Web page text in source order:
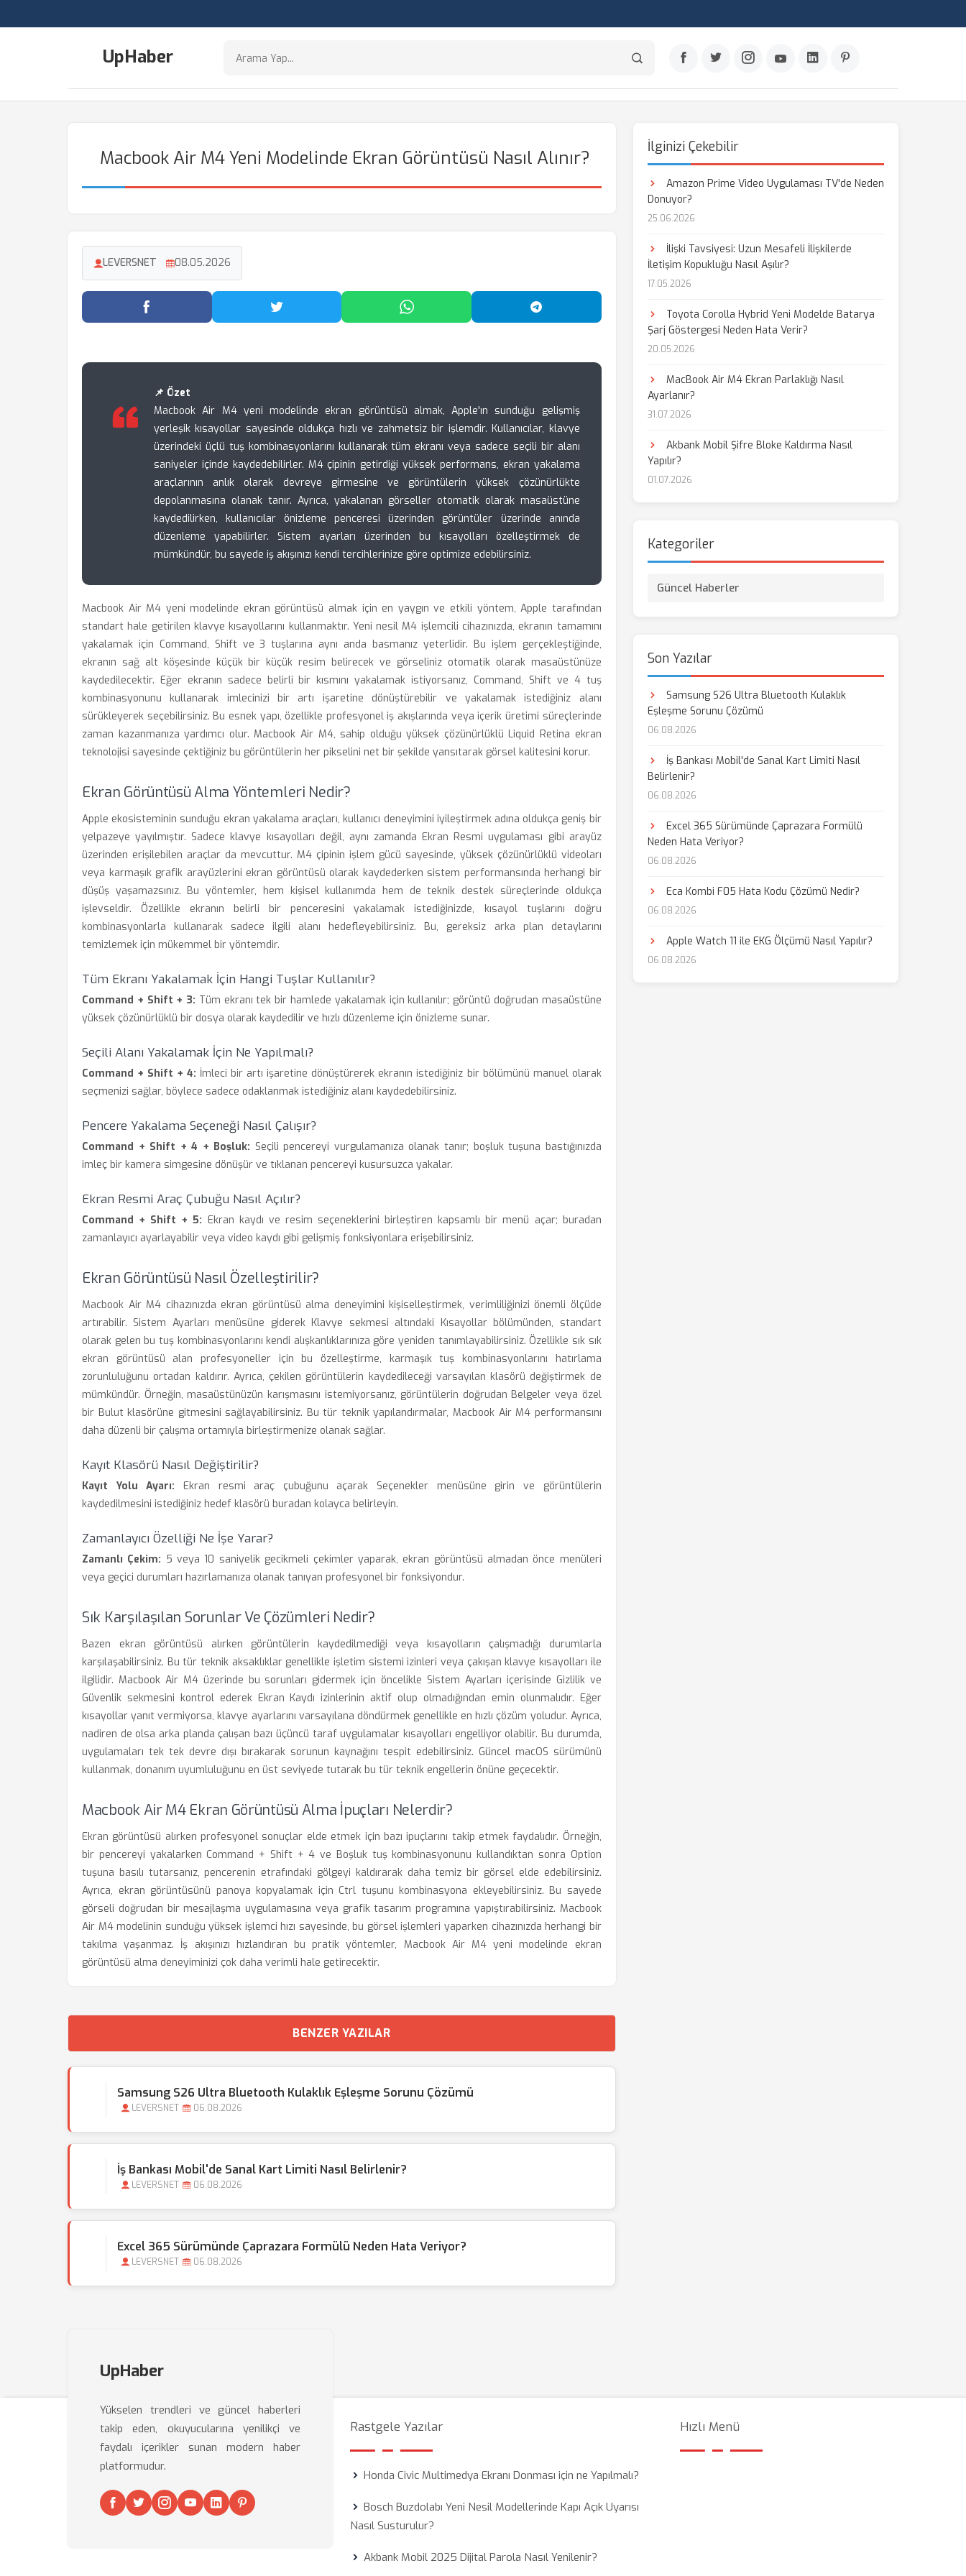
UpHaber
Macbook Air M4 Yeni Modelinde Ekran Görüntüsü Nasıl Alınır?
LEVERSNET 08.05.2026
Facebook'ta Paylaş Twitter'da Paylaş WhatsApp'ta Paylaş Telegram'da Paylaş
📌 Özet
Macbook Air M4 yeni modelinde ekran görüntüsü almak, Apple'ın sunduğu gelişmiş
yerleşik kısayollar sayesinde oldukça hızlı ve zahmetsiz bir işlemdir. Kullanıcılar, klavye
üzerindeki üçlü tuş kombinasyonlarını kullanarak tüm ekranı veya sadece seçili bir alanı
saniyeler içinde kaydedebilirler. M4 çipinin getirdiği yüksek performans, ekran yakalama
araçlarının anlık olarak devreye girmesine ve görüntülerin yüksek çözünürlükte
depolanmasına olanak tanır. Ayrıca, yakalanan görseller otomatik olarak masaüstüne
kaydedilirken, kullanıcılar önizleme penceresi üzerinden görüntüler üzerinde anında
düzenleme yapabilirler. Sistem ayarları üzerinden bu kısayolları özelleştirmek de
mümkündür, bu sayede iş akışınızı kendi tercihlerinize göre optimize edebilirsiniz.
Macbook Air M4 yeni modelinde ekran görüntüsü almak için en yaygın ve etkili yöntem, Apple tarafından
standart hale getirilen klavye kısayollarını kullanmaktır. Yeni nesil M4 işlemcili cihazınızda, ekranın tamamını
yakalamak için Command, Shift ve 3 tuşlarına aynı anda basmanız yeterlidir. Bu işlem gerçekleştiğinde,
ekranın sağ alt köşesinde küçük bir küçük resim belirecek ve görseliniz otomatik olarak masaüstünüze
kaydedilecektir. Eğer ekranın sadece belirli bir kısmını yakalamak istiyorsanız, Command, Shift ve 4 tuş
kombinasyonunu kullanarak imlecinizi bir artı işaretine dönüştürebilir ve yakalamak istediğiniz alanı
sürükleyerek seçebilirsiniz. Bu esnek yapı, özellikle profesyonel iş akışlarında veya içerik üretimi süreçlerinde
zaman kazanmanıza yardımcı olur. Macbook Air M4, sahip olduğu yüksek çözünürlüklü Liquid Retina ekran
teknolojisi sayesinde çektiğiniz bu görüntülerin her pikselini net bir şekilde yansıtarak görsel kalitesini korur.
Ekran Görüntüsü Alma Yöntemleri Nedir?
Apple ekosisteminin sunduğu ekran yakalama araçları, kullanıcı deneyimini iyileştirmek adına oldukça geniş bir
yelpazeye yayılmıştır. Sadece klavye kısayolları değil, aynı zamanda Ekran Resmi uygulaması gibi arayüz
üzerinden erişilebilen araçlar da mevcuttur. M4 çipinin işlem gücü sayesinde, yüksek çözünürlüklü videoları
veya karmaşık grafik arayüzlerini ekran görüntüsü olarak kaydederken sistem performansında herhangi bir
düşüş yaşamazsınız. Bu yöntemler, hem kişisel kullanımda hem de teknik destek süreçlerinde oldukça
işlevseldir. Özellikle ekranın belirli bir penceresini yakalamak istediğinizde, kısayol tuşlarını doğru
kombinasyonlarla kullanarak sadece ilgili alanı hedefleyebilirsiniz. Bu, gereksiz arka plan detaylarını
temizlemek için mükemmel bir yöntemdir.
Tüm Ekranı Yakalamak İçin Hangi Tuşlar Kullanılır?
Command + Shift + 3: Tüm ekranı tek bir hamlede yakalamak için kullanılır; görüntü doğrudan masaüstüne
yüksek çözünürlüklü bir dosya olarak kaydedilir ve hızlı düzenleme için önizleme sunar.
Seçili Alanı Yakalamak İçin Ne Yapılmalı?
Command + Shift + 4: İmleci bir artı işaretine dönüştürerek ekranın istediğiniz bir bölümünü manuel olarak
seçmenizi sağlar, böylece sadece odaklanmak istediğiniz alanı kaydedebilirsiniz.
Pencere Yakalama Seçeneği Nasıl Çalışır?
Command + Shift + 4 + Boşluk: Seçili pencereyi vurgulamanıza olanak tanır; boşluk tuşuna bastığınızda
imleç bir kamera simgesine dönüşür ve tıklanan pencereyi kusursuzca yakalar.
Ekran Resmi Araç Çubuğu Nasıl Açılır?
Command + Shift + 5: Ekran kaydı ve resim seçeneklerini birleştiren kapsamlı bir menü açar; buradan
zamanlayıcı ayarlayabilir veya video kaydı gibi gelişmiş fonksiyonlara erişebilirsiniz.
Ekran Görüntüsü Nasıl Özelleştirilir?
Macbook Air M4 cihazınızda ekran görüntüsü alma deneyimini kişiselleştirmek, verimliliğinizi önemli ölçüde
artırabilir. Sistem Ayarları menüsüne giderek Klavye sekmesi altındaki Kısayollar bölümünden, standart
olarak gelen bu tuş kombinasyonlarını kendi alışkanlıklarınıza göre yeniden tanımlayabilirsiniz. Özellikle sık sık
ekran görüntüsü alan profesyoneller için bu özelleştirme, karmaşık tuş kombinasyonlarını hatırlama
zorunluluğunu ortadan kaldırır. Ayrıca, çekilen görüntülerin kaydedileceği varsayılan klasörü değiştirmek de
mümkündür. Örneğin, masaüstünüzün karışmasını istemiyorsanız, görüntülerin doğrudan Belgeler veya özel
bir Bulut klasörüne gitmesini sağlayabilirsiniz. Bu tür teknik yapılandırmalar, Macbook Air M4 performansını
daha düzenli bir çalışma ortamıyla birleştirmenize olanak sağlar.
Kayıt Klasörü Nasıl Değiştirilir?
Kayıt Yolu Ayarı: Ekran resmi araç çubuğunu açarak Seçenekler menüsüne girin ve görüntülerin
kaydedilmesini istediğiniz hedef klasörü buradan kolayca belirleyin.
Zamanlayıcı Özelliği Ne İşe Yarar?
Zamanlı Çekim: 5 veya 10 saniyelik gecikmeli çekimler yaparak, ekran görüntüsü almadan önce menüleri
veya geçici durumları hazırlamanıza olanak tanıyan profesyonel bir fonksiyondur.
Sık Karşılaşılan Sorunlar Ve Çözümleri Nedir?
Bazen ekran görüntüsü alırken görüntülerin kaydedilmediği veya kısayolların çalışmadığı durumlarla
karşılaşabilirsiniz. Bu tür teknik aksaklıklar genellikle işletim sistemi izinleri veya çakışan klavye kısayolları ile
ilgilidir. Macbook Air M4 üzerinde bu sorunları gidermek için öncelikle Sistem Ayarları içerisinde Gizlilik ve
Güvenlik sekmesini kontrol ederek Ekran Kaydı izinlerinin aktif olup olmadığından emin olunmalıdır. Eğer
kısayollar yanıt vermiyorsa, klavye ayarlarını varsayılana döndürmek genellikle en hızlı çözüm yoludur. Ayrıca,
nadiren de olsa arka planda çalışan bazı üçüncü taraf uygulamalar kısayolları engelliyor olabilir. Bu durumda,
uygulamaları tek tek devre dışı bırakarak sorunun kaynağını tespit edebilirsiniz. Güncel macOS sürümünü
kullanmak, donanım uyumluluğunu en üst seviyede tutarak bu tür teknik engellerin önüne geçecektir.
Macbook Air M4 Ekran Görüntüsü Alma İpuçları Nelerdir?
Ekran görüntüsü alırken profesyonel sonuçlar elde etmek için bazı ipuçlarını takip etmek faydalıdır. Örneğin,
bir pencereyi yakalarken Command + Shift + 4 ve Boşluk tuş kombinasyonunu kullandıktan sonra Option
tuşuna basılı tutarsanız, pencerenin etrafındaki gölgeyi kaldırarak daha temiz bir görsel elde edebilirsiniz.
Ayrıca, ekran görüntüsünü panoya kopyalamak için Ctrl tuşunu kombinasyona ekleyebilirsiniz. Bu sayede
görseli doğrudan bir mesajlaşma uygulamasına veya grafik tasarım programına yapıştırabilirsiniz. Macbook
Air M4 modelinin sunduğu yüksek işlemci hızı sayesinde, bu görsel işlemleri yaparken cihazınızda herhangi bir
takılma yaşanmaz. İş akışınızı hızlandıran bu pratik yöntemler, Macbook Air M4 yeni modelinde ekran
görüntüsü alma deneyiminizi çok daha verimli hale getirecektir.
BENZER YAZILAR
Samsung S26 Ultra Bluetooth Kulaklık Eşleşme Sorunu Çözümü
LEVERSNET 06.08.2026
İş Bankası Mobil'de Sanal Kart Limiti Nasıl Belirlenir?
LEVERSNET 06.08.2026
Excel 365 Sürümünde Çaprazara Formülü Neden Hata Veriyor?
LEVERSNET 06.08.2026
İlginizi Çekebilir
Amazon Prime Video Uygulaması TV'de Neden
Donuyor?
25.06.2026
İlişki Tavsiyesi: Uzun Mesafeli İlişkilerde
İletişim Kopukluğu Nasıl Aşılır?
17.05.2026
Toyota Corolla Hybrid Yeni Modelde Batarya
Şarj Göstergesi Neden Hata Verir?
20.05.2026
MacBook Air M4 Ekran Parlaklığı Nasıl
Ayarlanır?
31.07.2026
Akbank Mobil Şifre Bloke Kaldırma Nasıl
Yapılır?
01.07.2026
Kategoriler
Güncel Haberler
Son Yazılar
Samsung S26 Ultra Bluetooth Kulaklık
Eşleşme Sorunu Çözümü
06.08.2026
İş Bankası Mobil'de Sanal Kart Limiti Nasıl
Belirlenir?
06.08.2026
Excel 365 Sürümünde Çaprazara Formülü
Neden Hata Veriyor?
06.08.2026
Eca Kombi F05 Hata Kodu Çözümü Nedir?
06.08.2026
Apple Watch 11 ile EKG Ölçümü Nasıl Yapılır?
06.08.2026
UpHaber
Yükselen trendleri ve güncel haberleri
takip eden, okuyucularına yenilikçi ve
faydalı içerikler sunan modern haber
platformudur.
Rastgele Yazılar
Honda Civic Multimedya Ekranı Donması için ne Yapılmalı?
Bosch Buzdolabı Yeni Nesil Modellerinde Kapı Açık Uyarısı
Nasıl Susturulur?
Akbank Mobil 2025 Dijital Parola Nasıl Yenilenir?
Hızlı Menü